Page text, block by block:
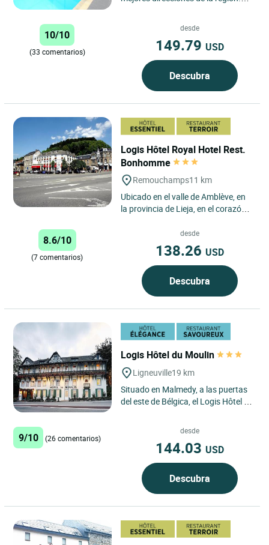
10/10
(33 comentarios)
desde
149.79 USD
Descubra
Logis Hôtel Royal Hotel Rest.
Bonhomme
Remouchamps11 km
Ubicado en el valle de Amblève, en
la provincia de Lieja, en el corazón
Remouchamps. El Logis...
8.6/10
(7 comentarios)
desde
138.26 USD
Descubra
Logis Hôtel du Moulin
Ligneuville19 km
Situado en Malmedy, a las puertas
del este de Bélgica, el Logis Hôtel du
reúnen viajeros...
9/10 (26 comentarios)
desde
144.03 USD
Descubra